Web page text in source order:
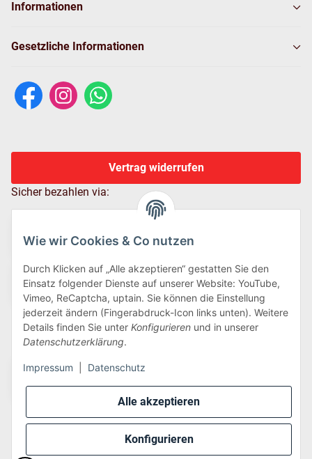
Alle akzeptieren
Konfigurieren
Wie wir Cookies & Co nutzen
Durch Klicken auf „Alle akzeptieren“ gestatten Sie den
Einsatz folgender Dienste auf unserer Website: YouTube,
Vimeo, ReCaptcha, uptain. Sie können die Einstellung
jederzeit ändern (Fingerabdruck-Icon links unten). Weitere
Details finden Sie unter Konfigurieren und in unserer
Datenschutzerklärung.
Impressum Datenschutz
Informationen
Gesetzliche Informationen
Vertrag widerrufen
Sicher bezahlen via:
Wir versenden via: